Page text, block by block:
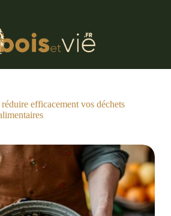
efficacement vos déchets